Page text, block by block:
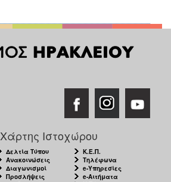
Χάρτης Ιστοχώρου
Δελτία Τύπου
Ανακοινώσεις
Διαγωνισμοί
Προσλήψεις
Κ.Ε.Π.
Τηλέφωνα
e-Υπηρεσίες
e-Αιτήματα